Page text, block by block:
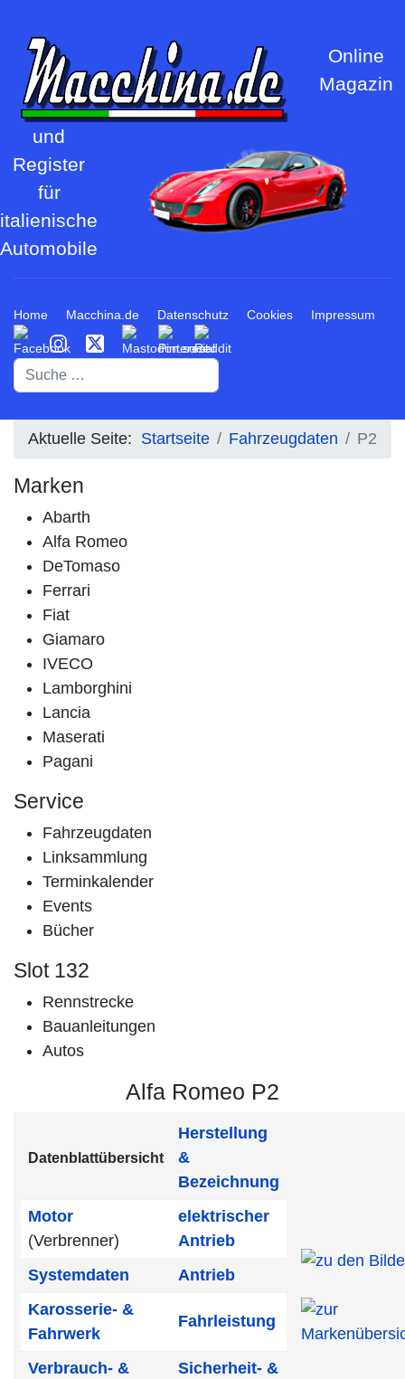
Online
Magazin
und
Register
für
italienische
Automobile
Home Macchina.de Datenschutz Cookies Impressum
Suchen
Aktuelle Seite: Startseite Fahrzeugdaten P2
Marken
Abarth
Alfa Romeo
DeTomaso
Ferrari
Fiat
Giamaro
IVECO
Lamborghini
Lancia
Maserati
Pagani
Service
Fahrzeugdaten
Linksammlung
Terminkalender
Events
Bücher
Slot 132
Rennstrecke
Bauanleitungen
Autos
Alfa Romeo P2
Datenblattübersicht
Herstellung
&
Bezeichnung
Motor
(Verbrenner)
elektrischer
Antrieb
Systemdaten
Antrieb
Karosserie- &
Fahrwerk
Fahrleistung
Verbrauch- &
Sicherheit- &